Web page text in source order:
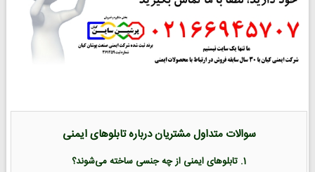
سوالات متداول مشتریان درباره تابلوهای ایمنی
1. تابلوهای ایمنی از چه جنسی ساخته می‌شوند؟